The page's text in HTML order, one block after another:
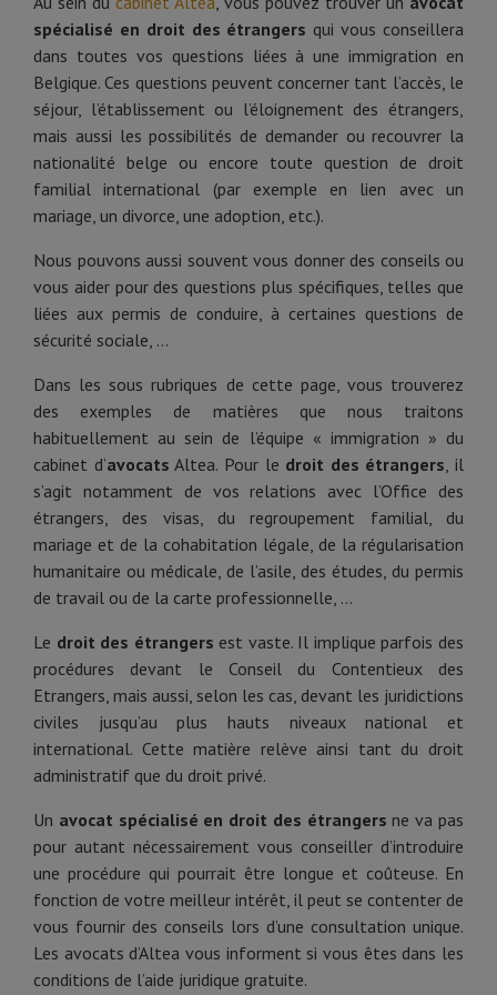
spécialisé en droit des étrangers qui vous conseillera
dans toutes vos questions liées à une immigration en
Belgique. Ces questions peuvent concerner tant l’accès, le
séjour, l’établissement ou l’éloignement des étrangers,
mais aussi les possibilités de demander ou recouvrer la
nationalité belge ou encore toute question de droit
familial international (par exemple en lien avec un
mariage, un divorce, une adoption, etc.).
Nous pouvons aussi souvent vous donner des conseils ou
vous aider pour des questions plus spécifiques, telles que
liées aux permis de conduire, à certaines questions de
sécurité sociale, …
Dans les sous rubriques de cette page, vous trouverez
des exemples de matières que nous traitons
habituellement au sein de l’équipe « immigration » du
cabinet d’avocats Altea. Pour le droit des étrangers, il
s’agit notamment de vos relations avec l’Office des
étrangers, des visas, du regroupement familial, du
mariage et de la cohabitation légale, de la régularisation
humanitaire ou médicale, de l’asile, des études, du permis
de travail ou de la carte professionnelle, ...
Le droit des étrangers est vaste. Il implique parfois des
procédures devant le Conseil du Contentieux des
Etrangers, mais aussi, selon les cas, devant les juridictions
civiles jusqu’au plus hauts niveaux national et
international. Cette matière relève ainsi tant du droit
administratif que du droit privé.
Un avocat spécialisé en droit des étrangers ne va pas
pour autant nécessairement vous conseiller d’introduire
une procédure qui pourrait être longue et coûteuse. En
fonction de votre meilleur intérêt, il peut se contenter de
vous fournir des conseils lors d’une consultation unique.
Les avocats d’Altea vous informent si vous êtes dans les
conditions de l’aide juridique gratuite.